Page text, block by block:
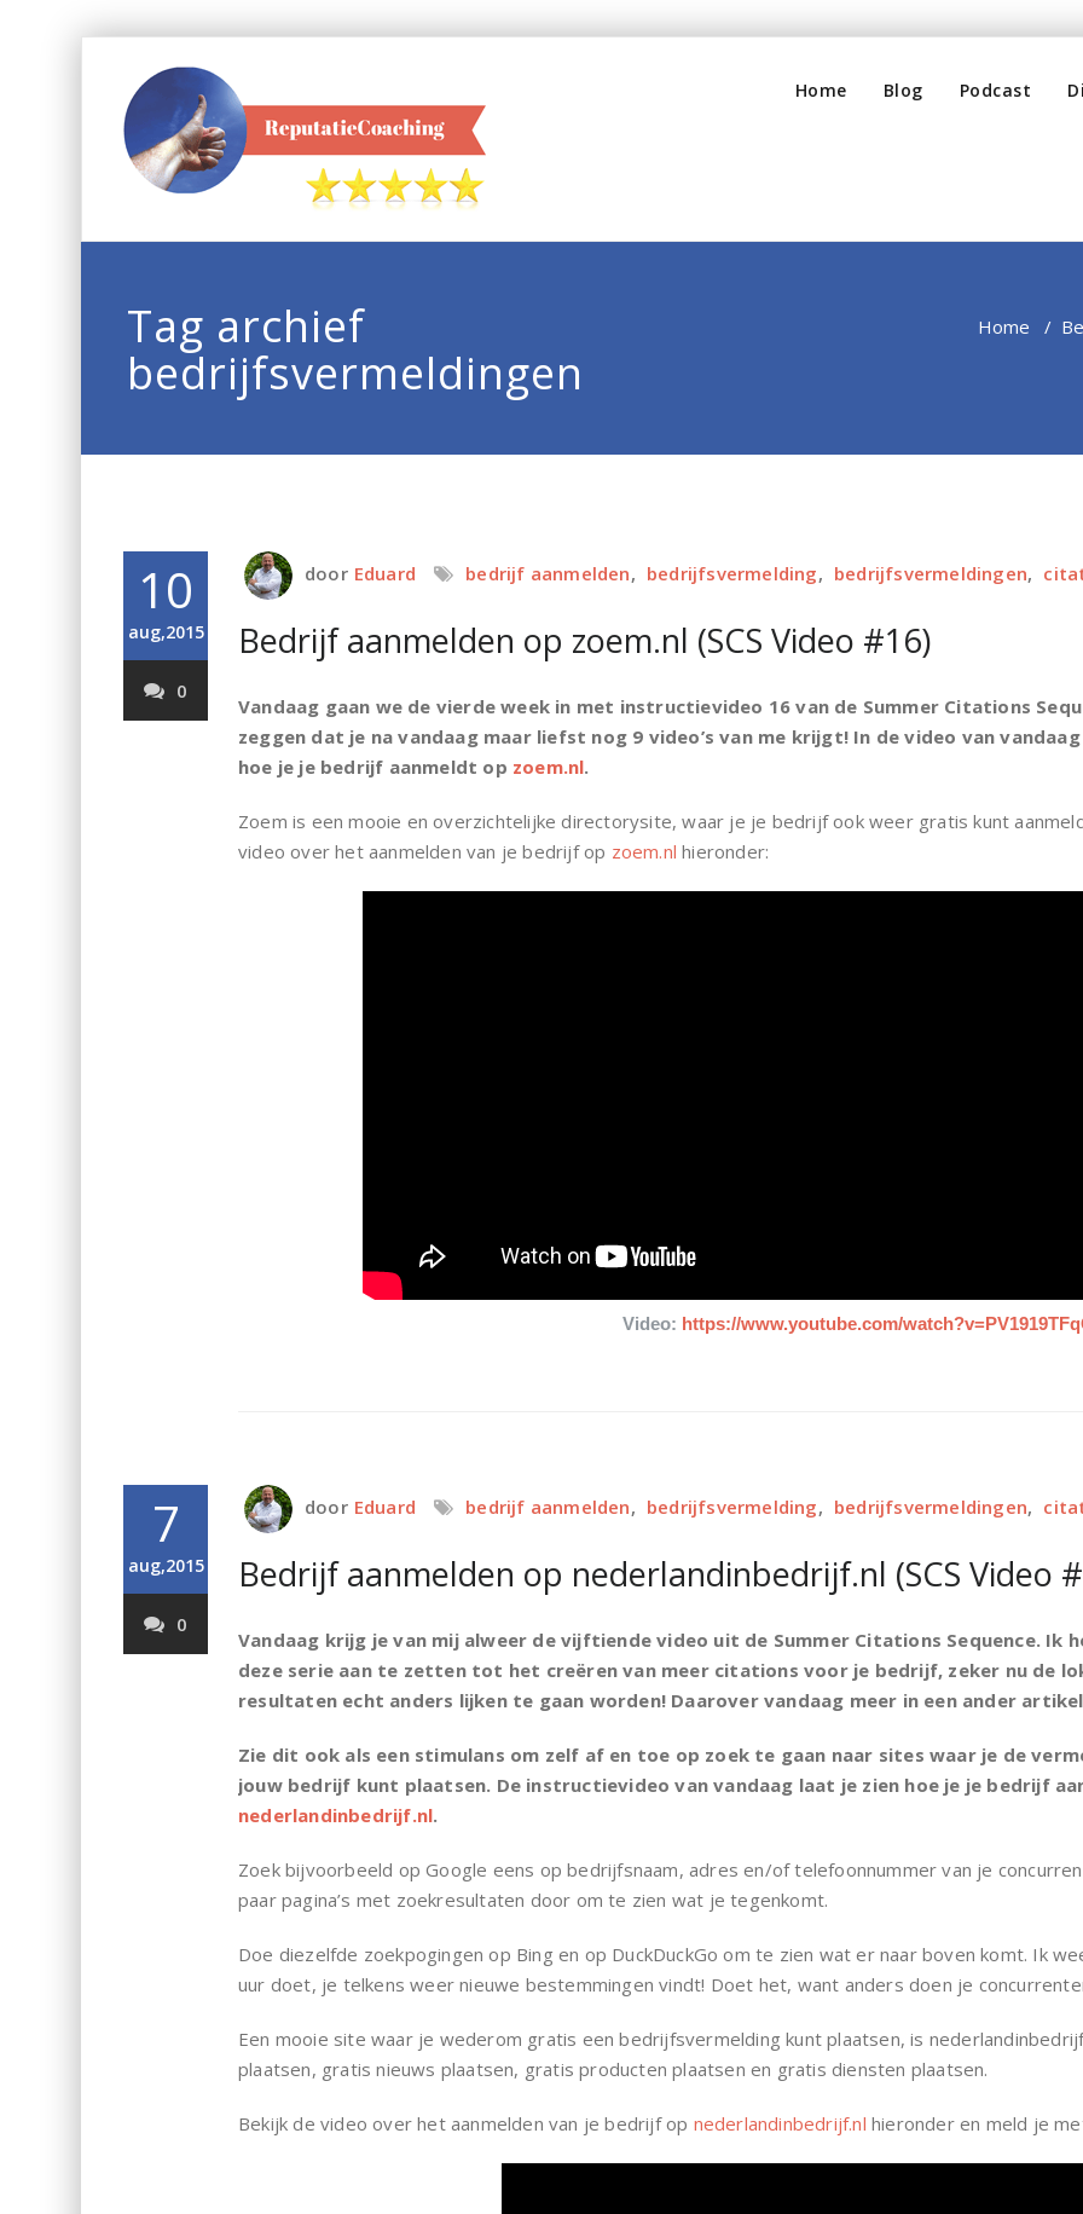
Home Blog Podcast
Tag archief
bedrijfsvermeldingen
Home /
10
aug,2015
0
door Eduard bedrijf aanmelden, bedrijfsvermelding, bedrijfsvermeldingen,
Bedrijf aanmelden op zoem.nl (SCS Video #16)
Vandaag gaan we de vierde week in met instructievideo 16 van de Summer Citations
zeggen dat je na vandaag maar liefst nog 9 video’s van me krijgt! In de video van
hoe je je bedrijf aanmeldt op zoem.nl.
Zoem is een mooie en overzichtelijke directorysite, waar je je bedrijf ook weer gratis kunt
video over het aanmelden van je bedrijf op zoem.nl hieronder:
Video: https://www.youtube.com/
7
aug,2015
0
door Eduard bedrijf aanmelden, bedrijfsvermelding, bedrijfsvermeldingen,
Bedrijf aanmelden op nederlandinbedrijf.nl (SCS Video
Vandaag krijg je van mij alweer de vijftiende video uit de Summer Citations Sequence. Ik
deze serie aan te zetten tot het creëren van meer citations voor je bedrijf, zeker nu de
resultaten echt anders lijken te gaan worden! Daarover vandaag meer in een ander
Zie dit ook als een stimulans om zelf af en toe op zoek te gaan naar sites waar je de
jouw bedrijf kunt plaatsen. De instructievideo van vandaag laat je zien hoe je je bedrijf
nederlandinbedrijf.nl.
Zoek bijvoorbeeld op Google eens op bedrijfsnaam, adres en/of telefoonnummer van je
paar pagina’s met zoekresultaten door om te zien wat je tegenkomt.
Doe diezelfde zoekpogingen op Bing en op DuckDuckGo om te zien wat er naar boven komt. Ik
uur doet, je telkens weer nieuwe bestemmingen vindt! Doet het, want anders doen je
Een mooie site waar je wederom gratis een bedrijfsvermelding kunt plaatsen, is
plaatsen, gratis nieuws plaatsen, gratis producten plaatsen en gratis diensten plaatsen.
Bekijk de video over het aanmelden van je bedrijf op nederlandinbedrijf.nl hieronder en meld je